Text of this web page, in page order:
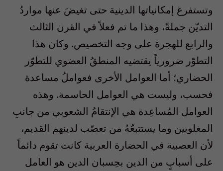
وتستفرغ إمكانياتها الدينية حتى تغيضَ عنها مواردُ
التديّن جملةً، وهذا ما تم فعلاً في القرن الثالث
والرابع للهجرة على وجه التخصيص. وكان هذا
التطوّر ضرورياً يقتضيه المنطقُ العضوي للتطوّر
الحضاري؛ أما العوامل الأخرى فعواملُ مساعدة
فحسب، وليست هي العوامل الحاسمة. وهذه
العوامل المُساعِدة هي الإنتقامُ الشعوبي من جانبِ
المغلوبين وما يستتبعُهُ من تعصّب لدينهم القديم،
لأن العصبية في الحضارة العربية كانت تقوم دائماً
على أسبابٍ من الدين بحِسبان الدين هو العامل